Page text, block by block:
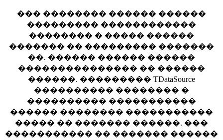
��� �������� ������ ������
��������� ������������
�������� � ����� ������
������� �� ��������� �������
��. ������ ������ ������
��������������� �� ������
������. ��������� TDataSource
���������� �������� �
���������� �����������
������ �������� �����������
����� �� ������� ������. ���
����������� �� ������� ������